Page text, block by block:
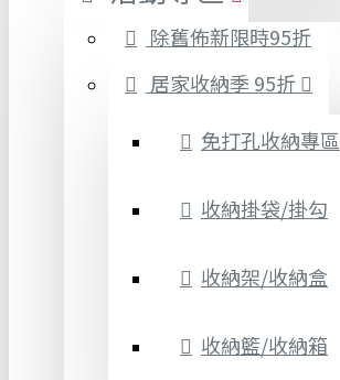
除舊佈新限時95折
居家收納季 95折
免打孔收納專區
收納掛袋/掛勾
收納架/收納盒
收納籃/收納箱